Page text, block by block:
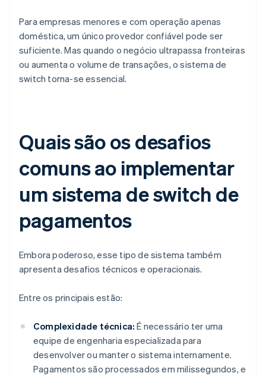
Para empresas menores e com operação apenas
doméstica, um único provedor confiável pode ser
suficiente. Mas quando o negócio ultrapassa fronteiras
ou aumenta o volume de transações, o sistema de
switch torna-se essencial.
Quais são os desafios
comuns ao implementar
um sistema de switch de
pagamentos
Embora poderoso, esse tipo de sistema também
apresenta desafios técnicos e operacionais.
Entre os principais estão:
Complexidade técnica: É necessário ter uma
equipe de engenharia especializada para
desenvolver ou manter o sistema internamente.
Pagamentos são processados em milissegundos, e